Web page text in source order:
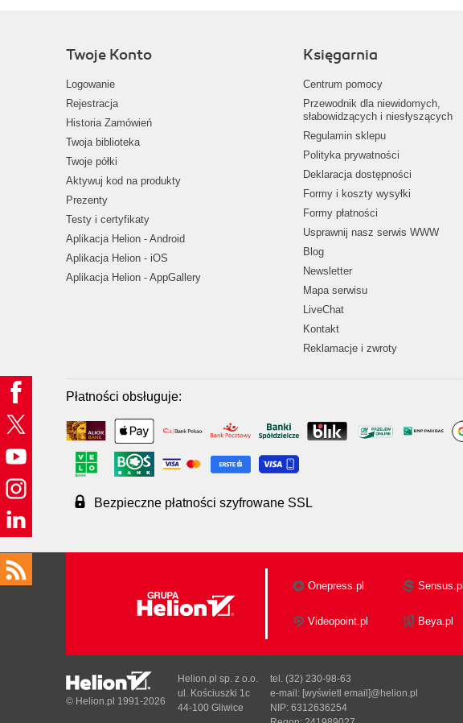
Twoje Konto
Logowanie
Rejestracja
Historia Zamówień
Twoja biblioteka
Twoje półki
Aktywuj kod na produkty
Prezenty
Testy i certyfikaty
Aplikacja Helion - Android
Aplikacja Helion - iOS
Aplikacja Helion - AppGallery
Księgarnia
Centrum pomocy
Przewodnik dla niewidomych,
słabowidzących i niesłyszących
Regulamin sklepu
Polityka prywatności
Deklaracja dostępności
Formy i koszty wysyłki
Formy płatności
Usprawnij nasz serwis WWW
Blog
Newsletter
Mapa serwisu
LiveChat
Kontakt
Reklamacje i zwroty
Płatności obsługuje:
Bezpieczne płatności szyfrowane SSL
Onepress.pl Sensus.pl
Videopoint.pl Beya.pl
© Helion.pl 1991-2026
Helion.pl sp. z o.o.
ul. Kościuszki 1c
44-100 Gliwice
tel. (32) 230-98-63
e-mail: [wyświetl email]@helion.pl
NIP: 6312636254